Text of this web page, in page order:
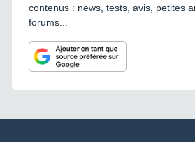
contenus : news, tests, avis, petites
forums...